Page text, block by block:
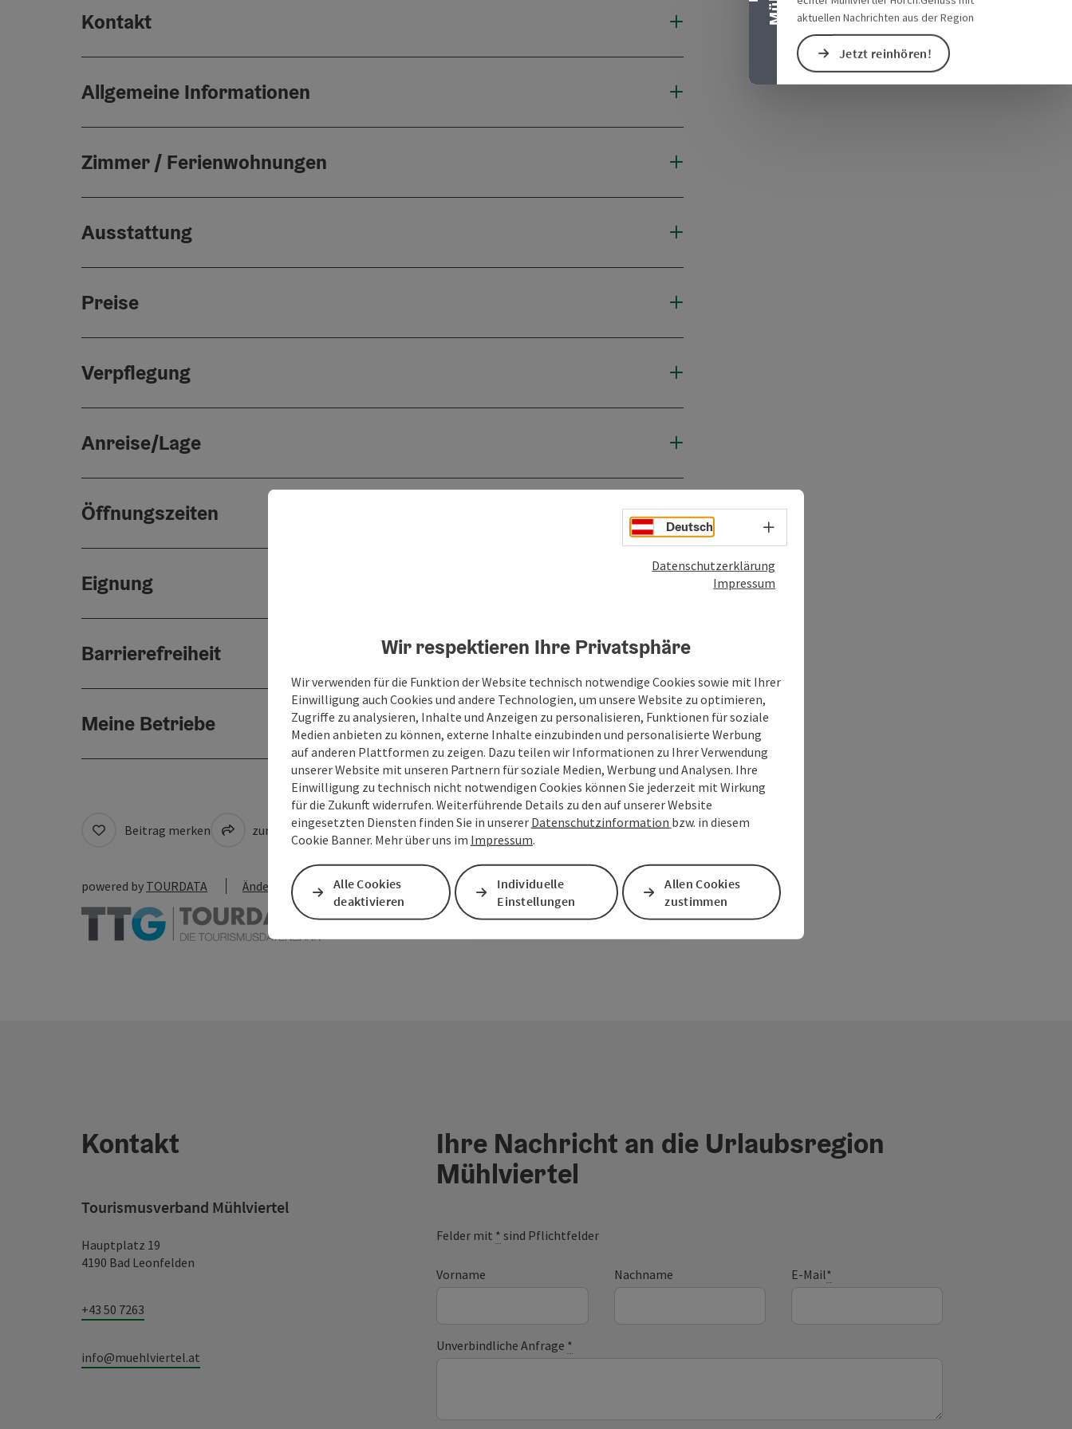
aktuellen Nachrichten aus der Region
Jetzt reinhören!
Kontakt
Allgemeine Informationen
Zimmer / Ferienwohnungen
Ausstattung
Preise
Verpflegung
Anreise/Lage
Öffnungszeiten
Eignung
Barrierefreiheit
Meine Betriebe
Beitrag merken zum Merkzettel PDF erstellen Beitrag drucken In der Nähe
powered by TOURDATA Änderung vorschlagen
Kontakt
Tourismusverband Mühlviertel
Hauptplatz 19
4190 Bad Leonfelden
+43 50 7263
info@muehlviertel.at
Ihre Nachricht an die Urlaubsregion
Mühlviertel
Felder mit * sind Pflichtfelder
Vorname Nachname E-Mail*
Unverbindliche Anfrage *
Deutsch Sprachwahl - Menü öffnen
Datenschutzerklärung
Impressum
Wir respektieren Ihre Privatsphäre
Wir verwenden für die Funktion der Website technisch notwendige Cookies sowie mit Ihrer
Einwilligung auch Cookies und andere Technologien, um unsere Website zu optimieren,
Zugriffe zu analysieren, Inhalte und Anzeigen zu personalisieren, Funktionen für soziale
Medien anbieten zu können, externe Inhalte einzubinden und personalisierte Werbung
auf anderen Plattformen zu zeigen. Dazu teilen wir Informationen zu Ihrer Verwendung
unserer Website mit unseren Partnern für soziale Medien, Werbung und Analysen. Ihre
Einwilligung zu technisch nicht notwendigen Cookies können Sie jederzeit mit Wirkung
für die Zukunft widerrufen. Weiterführende Details zu den auf unserer Website
eingesetzten Diensten finden Sie in unserer Datenschutzinformation bzw. in diesem
Cookie Banner. Mehr über uns im Impressum.
Alle Cookies
deaktivieren
Individuelle
Einstellungen
Allen Cookies
zustimmen